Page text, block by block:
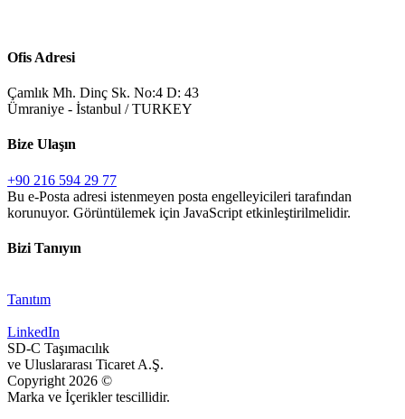
Ofis Adresi
Çamlık Mh. Dinç Sk. No:4 D: 43
Ümraniye - İstanbul / TURKEY
Bize Ulaşın
+90 216 594 29 77
Bu e-Posta adresi istenmeyen posta engelleyicileri tarafından
korunuyor. Görüntülemek için JavaScript etkinleştirilmelidir.
Bizi Tanıyın
Tanıtım
LinkedIn
SD-C Taşımacılık
ve Uluslararası Ticaret A.Ş.
Copyright 2026 ©
Marka ve İçerikler tescillidir.